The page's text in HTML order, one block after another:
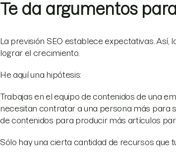
Te da argumentos
La previsión SEO establece expectativas.
lograr el crecimiento.
He aquí una hipótesis:
Trabajas en el equipo de contenidos de una
necesitan contratar a una persona más para
de contenidos para producir más artículos
Sólo hay una cierta cantidad de recursos que